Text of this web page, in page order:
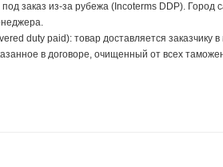
заказ из-за рубежа (Incoterms DDP). Город
duty paid): товар доставляется заказчику в
в договоре, очищенный от всех